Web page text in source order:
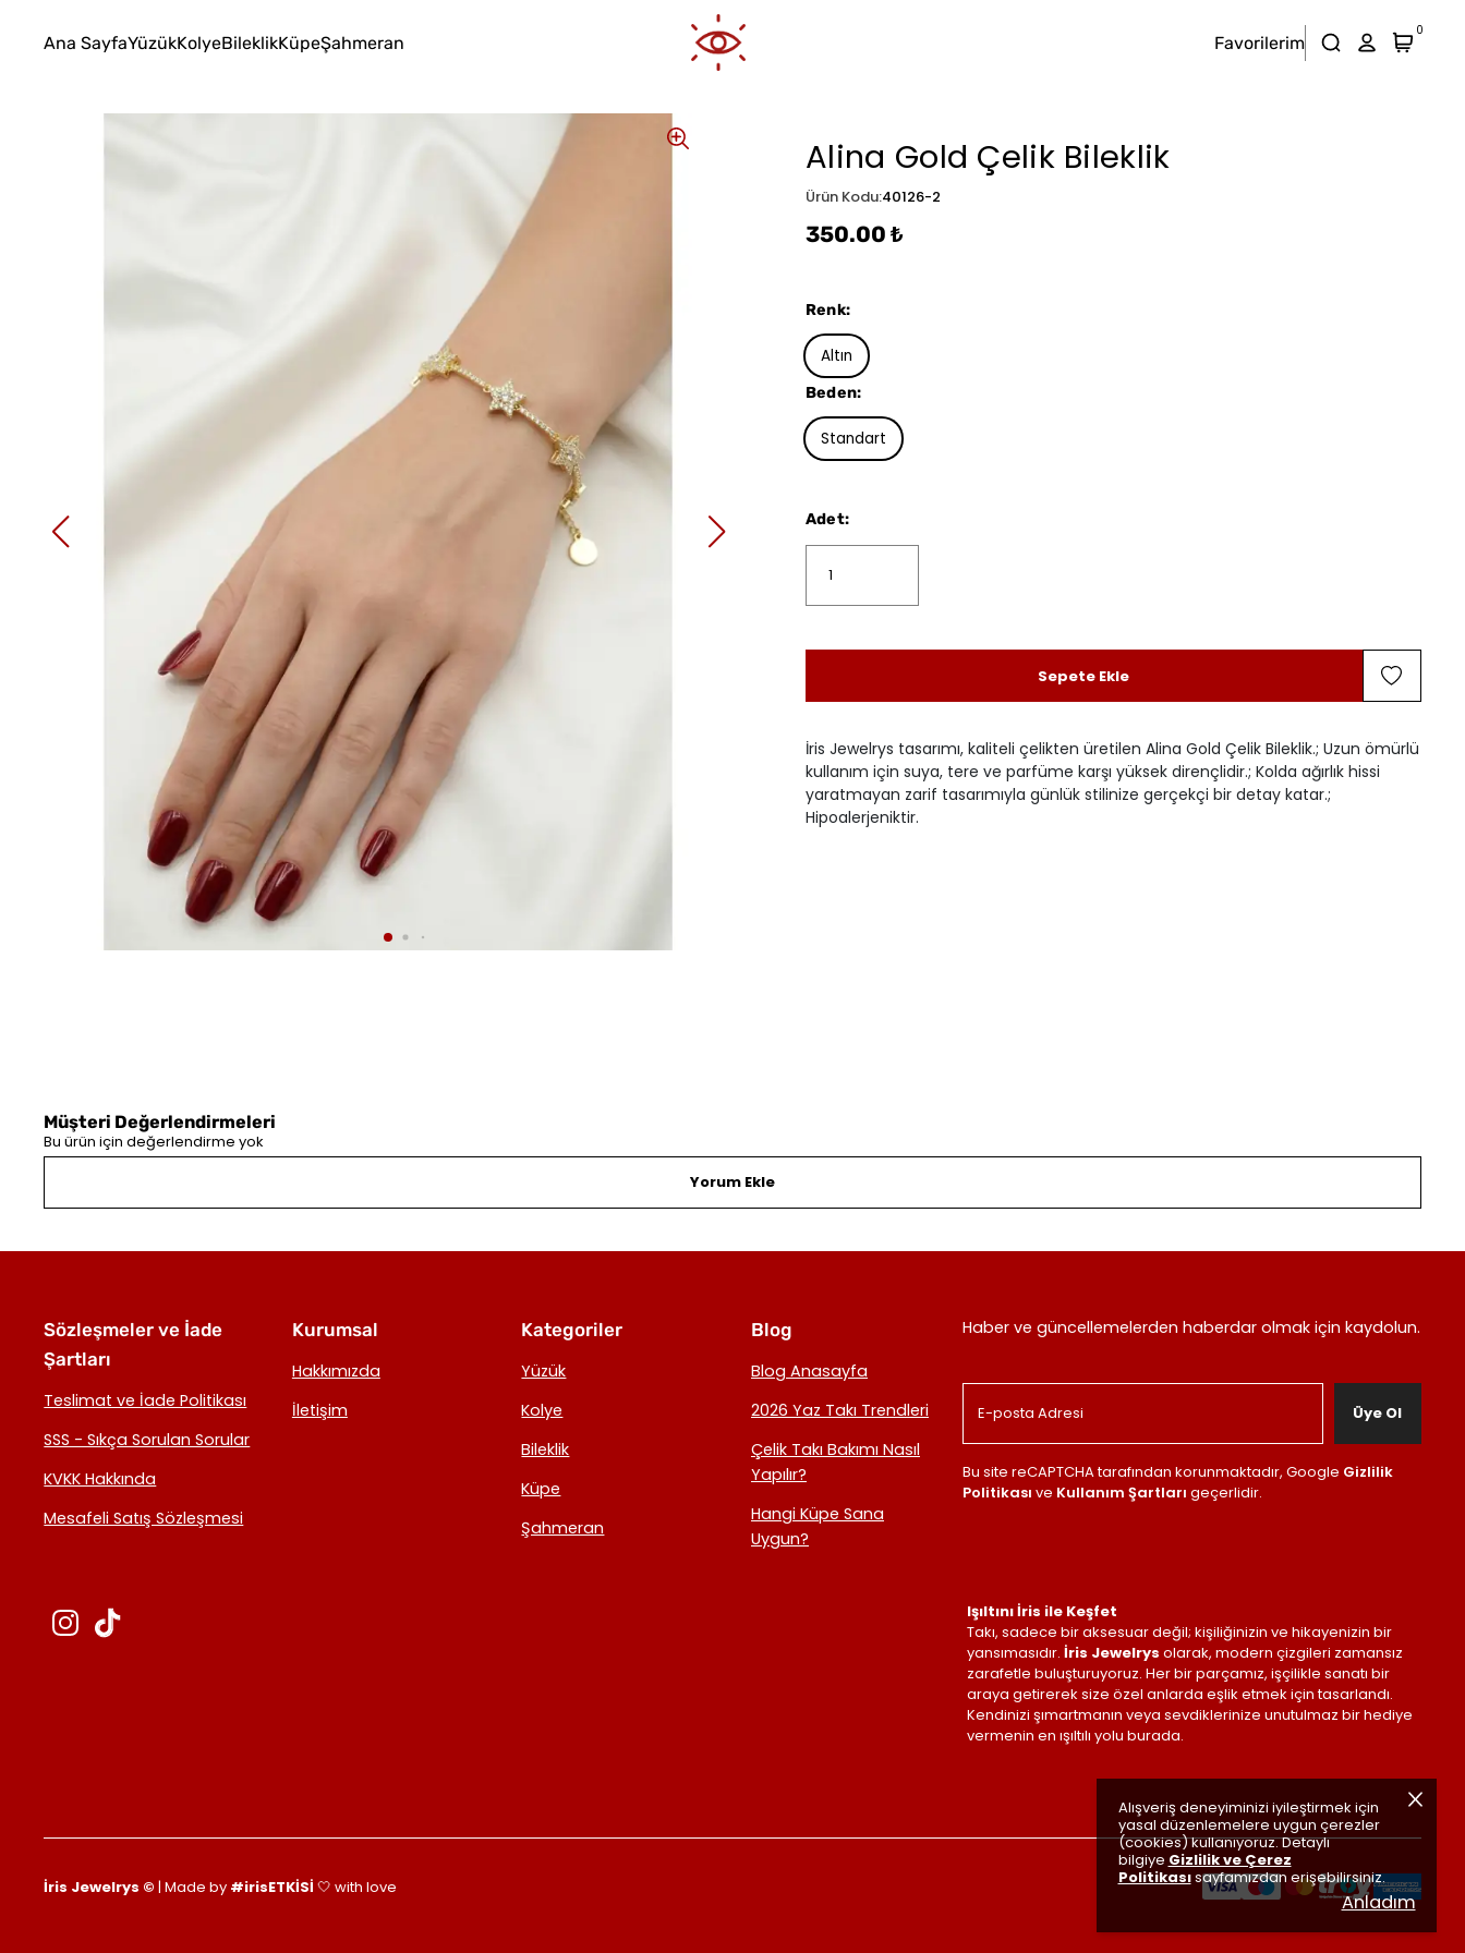
Ana SayfaYüzükKolyeBileklikKüpeŞahmeran Favorilerim
0
Alışveriş deneyiminizi iyileştirmek için
yasal düzenlemelere uygun çerezler
(cookies) kullanıyoruz. Detaylı
bilgiye Gizlilik ve Çerez
Politikasısayfamızdan erişebilirsiniz.
Anladım
Alina Gold Çelik Bileklik
Ürün Kodu:40126-2
350.00 ₺
İris Jewelrys tasarımı, kaliteli çelikten üretilen Alina Gold Çelik Bileklik.; Uzun ömürlü
kullanım için suya, tere ve parfüme karşı yüksek dirençlidir.; Kolda ağırlık hissi
yaratmayan zarif tasarımıyla günlük stilinize gerçekçi bir detay katar.;
Hipoalerjeniktir.
Renk:
Altın
Beden:
Standart
Adet:
Sepete Ekle
Müşteri Değerlendirmeleri
Bu ürün için değerlendirme yok
Yorum Ekle
Sözleşmeler ve İade
Şartları
Teslimat ve İade Politikası
SSS - Sıkça Sorulan Sorular
KVKK Hakkında
Mesafeli Satış Sözleşmesi
Kurumsal
Hakkımızda
İletişim
Kategoriler
Yüzük
Kolye
Bileklik
Küpe
Şahmeran
Blog
Blog Anasayfa
2026 Yaz Takı Trendleri
Çelik Takı Bakımı Nasıl
Yapılır?
Hangi Küpe Sana
Uygun?
Haber ve güncellemelerden haberdar olmak için kaydolun.
Üye Ol
Bu site reCAPTCHA tarafından korunmaktadır, Google Gizlilik
Politikası ve Kullanım Şartları geçerlidir.
Işıltını İris ile Keşfet
Takı, sadece bir aksesuar değil; kişiliğinizin ve hikayenizin bir
yansımasıdır. İris Jewelrys olarak, modern çizgileri zamansız
zarafetle buluşturuyoruz. Her bir parçamız, işçilikle sanatı bir
araya getirerek size özel anlarda eşlik etmek için tasarlandı.
Kendinizi şımartmanın veya sevdiklerinize unutulmaz bir hediye
vermenin en ışıltılı yolu burada.
İris Jewelrys © | Made by #irisETKİSİ 🤍 with love